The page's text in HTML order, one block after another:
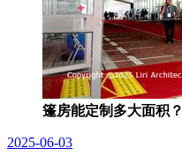
篷房能定制多大面积？
2025-06-03